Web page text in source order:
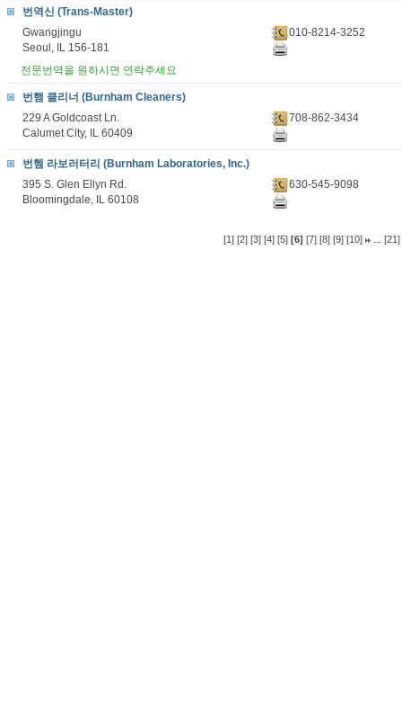
번역신 (Trans-Master)
Gwangjingu
Seoul, IL 156-181
010-8214-3252
전문번역을 원하시면 연락주세요
번햄 클리너 (Burnham Cleaners)
229 A Goldcoast Ln.
Calumet City, IL 60409
708-862-3434
번헴 라보러터리 (Burnham Laboratories, Inc.)
395 S. Glen Ellyn Rd.
Bloomingdale, IL 60108
630-545-9098
[1] [2] [3] [4] [5] [6] [7] [8] [9] [10] ... [21]